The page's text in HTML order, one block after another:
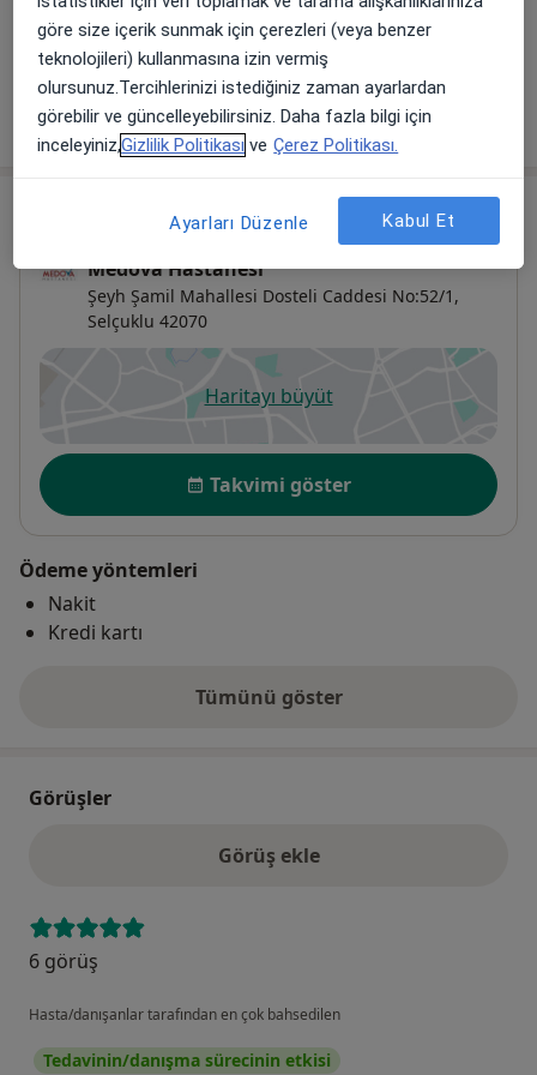
Medova Hastanesi
Diğer Hizmetler
Randevu
Medova Hastanesi
Şeyh Şamil Mahallesi Dosteli Caddesi No:52/1,
Selçuklu 42070
Haritayı büyütyeni bir sekmede açılır
Uygunluk
Takvimi göster
Ödeme yöntemleri
Nakit
Kredi kartı
Tümünü göster
adres hakkında
Görüşler
Görüş ekle
6 görüş
Hasta/danışanlar tarafından en çok bahsedilen
Tedavinin/danışma sürecinin etkisi
göre size içerik sunmak için çerezleri (veya benzer
teknolojileri) kullanmasına izin vermiş
olursunuz.Tercihlerinizi istediğiniz zaman ayarlardan
görebilir ve güncelleyebilirsiniz. Daha fazla bilgi için
inceleyiniz,Gizlilik Politikası ve Çerez Politikası.
Ayarları Düzenle Kabul Et